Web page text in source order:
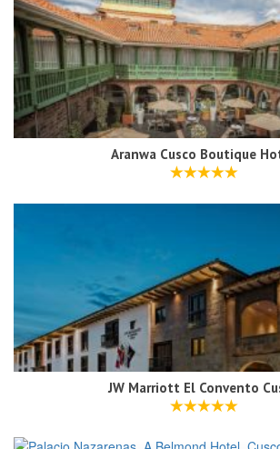
Aranwa Cusco Boutique
JW Marriott El Convento